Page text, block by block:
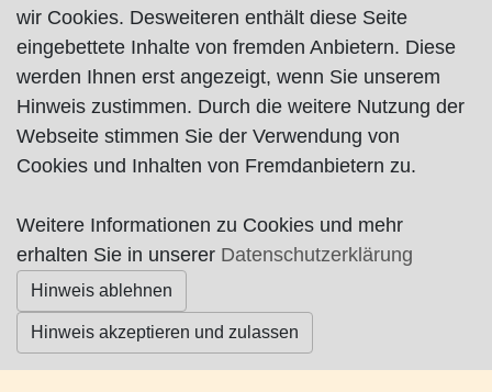
Impressum| Datenschutz|AGB
© Worpswede24 2015-2026
wir Cookies. Desweiteren enthält diese Seite
eingebettete Inhalte von fremden Anbietern. Diese
werden Ihnen erst angezeigt, wenn Sie unserem
Hinweis zustimmen. Durch die weitere Nutzung der
Webseite stimmen Sie der Verwendung von
Cookies und Inhalten von Fremdanbietern zu.
Weitere Informationen zu Cookies und mehr
erhalten Sie in unserer Datenschutzerklärung
Hinweis ablehnen
Hinweis akzeptieren und zulassen